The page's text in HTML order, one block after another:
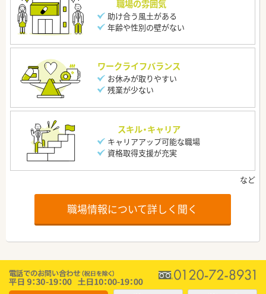
職場の雰囲気
助け合う風土がある
年齢や性別の壁がない
ワークライフバランス
お休みが取りやすい
残業が少ない
スキル・キャリア
キャリアアップ可能な職場
資格取得支援が充実
職場情報について詳しく聞く